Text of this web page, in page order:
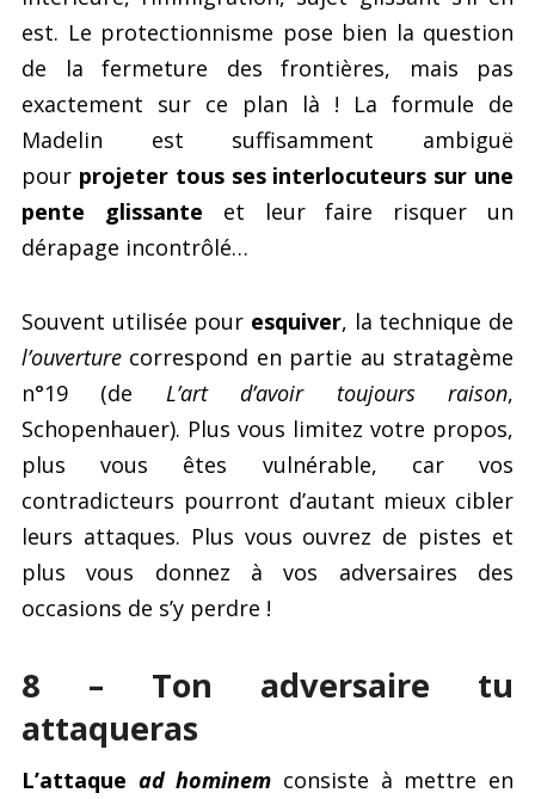
est. Le protectionnisme pose bien la question
de la fermeture des frontières, mais pas
exactement sur ce plan là ! La formule de
Madelin est suffisamment ambiguë
pour projeter tous ses interlocuteurs sur une
pente glissante et leur faire risquer un
dérapage incontrôlé…
Souvent utilisée pour esquiver, la technique de
l’ouverture correspond en partie au stratagème
n°19 (de L’art d’avoir toujours raison,
Schopenhauer). Plus vous limitez votre propos,
plus vous êtes vulnérable, car vos
contradicteurs pourront d’autant mieux cibler
leurs attaques. Plus vous ouvrez de pistes et
plus vous donnez à vos adversaires des
occasions de s’y perdre !
8 – Ton adversaire tu
attaqueras
L’attaque ad hominem consiste à mettre en